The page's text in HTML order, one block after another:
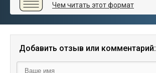
Чем читать этот формат
Добавить отзыв или комментарий: